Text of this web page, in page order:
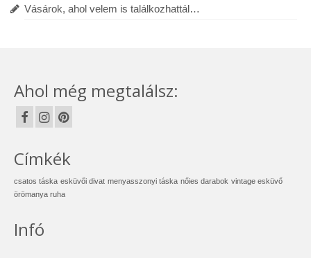
Vásárok, ahol velem is találkozhattál…
Ahol még megtalálsz:
Címkék
csatos táska esküvői divat menyasszonyi táska nőies darabok vintage esküvő
örömanya ruha
Infó